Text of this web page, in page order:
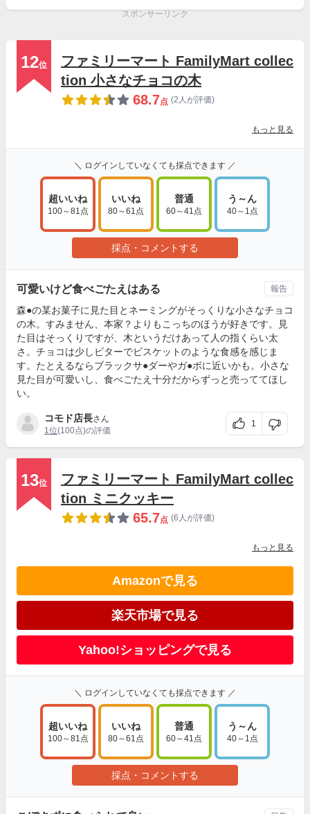
スポンサーリンク
12位
ファミリーマート FamilyMart collec
tion 小さなチョコの木
68.7点 (2人が評価)
もっと見る
＼ ログインしていなくても採点できます ／
超いいね
100～81点
いいね
80～61点
普通
60～41点
う～ん
40～1点
採点・コメントする
可愛いけど食べごたえはある
森●の某お菓子に見た目とネーミングがそっくりな小さなチョコ
の木。すみません、本家？よりもこっちのほうが好きです。見
た目はそっくりですが、木というだけあって人の指くらい太
さ。チョコは少しビターでビスケットのような食感を感じま
す。たとえるならブラックサ●ダーやガ●ボに近いかも。小さな
見た目が可愛いし、食べごたえ十分だからずっと売っててほし
い。
コモド店長さん
1位(100点)の評価
1
報告
13位
ファミリーマート FamilyMart collec
tion ミニクッキー
65.7点 (6人が評価)
もっと見る
Amazonで見る
楽天市場で見る
Yahoo!ショッピングで見る
＼ ログインしていなくても採点できます ／
超いいね
100～81点
いいね
80～61点
普通
60～41点
う～ん
40～1点
採点・コメントする